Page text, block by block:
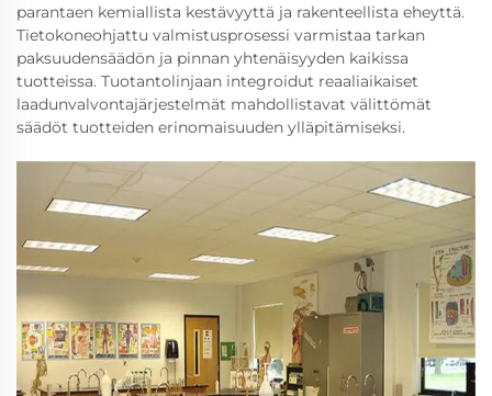
parantaen kemiallista kestävyyttä ja rakenteellista eheyttä.
Tietokoneohjattu valmistusprosessi varmistaa tarkan
paksuudensäädön ja pinnan yhtenäisyyden kaikissa
tuotteissa. Tuotantolinjaan integroidut reaaliaikaiset
laadunvalvontajärjestelmät mahdollistavat välittömät
säädöt tuotteiden erinomaisuuden ylläpitämiseksi.